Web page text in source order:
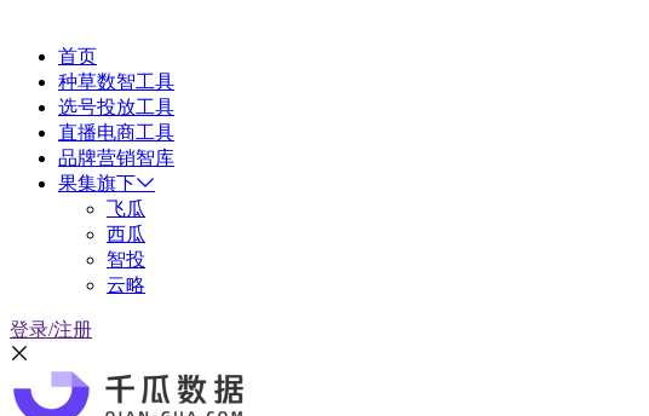
首页
种草数智工具
选号投放工具
直播电商工具
品牌营销智库
果集旗下
飞瓜
西瓜
智投
云略
登录/注册